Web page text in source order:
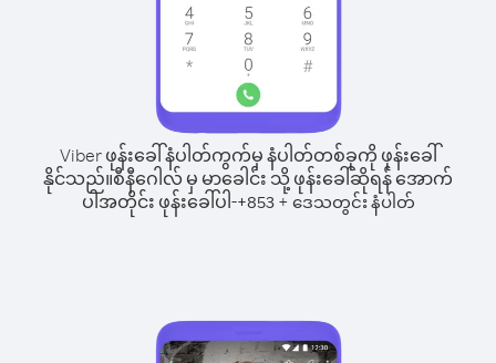
Viber ဖုန်းခေါ်နံပါတ်ကွက်မှ နံပါတ်တစ်ခုကို ဖုန်းခေါ်
နိုင်သည်။စီနီဂေါလ် မှ မာခေါင်း သို့ ဖုန်းခေါ်ဆိုရန် အောက်
ပါအတိုင်း ဖုန်းခေါ်ပါ-+853+ ဒေသတွင်း နံပါတ်